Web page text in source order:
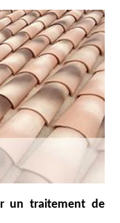
un traitement de